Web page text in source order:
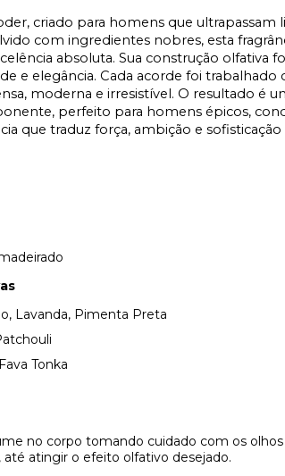
criado para homens que ultrapassam
com ingredientes nobres, esta
absoluta. Sua construção olfativa
e elegância. Cada acorde foi trabalhado
moderna e irresistível. O resultado é
perfeito para homens épicos,
que traduz força, ambição e
Lavanda, Pimenta Preta
Tonka
no corpo tomando cuidado com os
atingir o efeito olfativo desejado.